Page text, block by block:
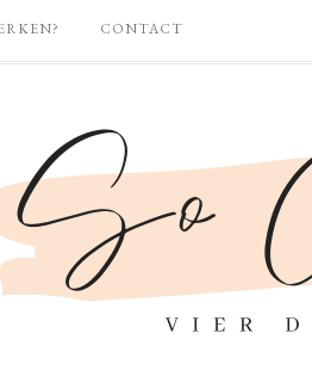
CONTACT